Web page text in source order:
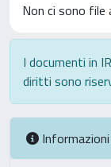
Non ci sono
I documenti in
diritti sono
Informazioni